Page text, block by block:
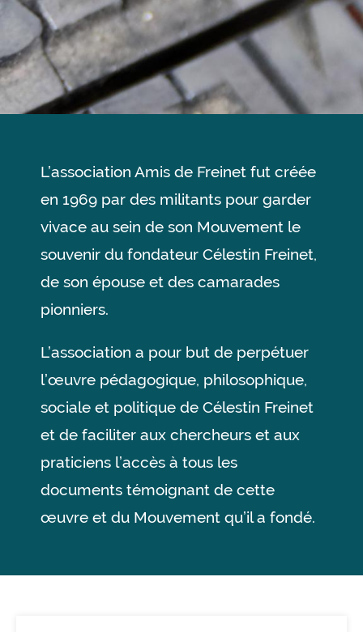
L’association Amis de Freinet fut créée
en 1969 par des militants pour garder
vivace au sein de son Mouvement le
souvenir du fondateur Célestin Freinet,
de son épouse et des camarades
pionniers.
L’association a pour but de perpétuer
l’œuvre pédagogique, philosophique,
sociale et politique de Célestin Freinet
et de faciliter aux chercheurs et aux
praticiens l’accès à tous les
documents témoignant de cette
œuvre et du Mouvement qu’il a fondé.